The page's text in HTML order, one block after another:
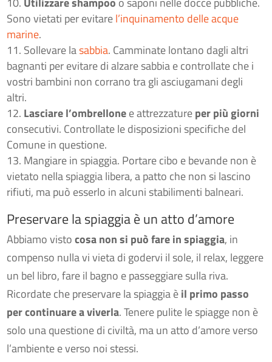
Sono vietati per evitarel’inquinamento delle acque
marine.
Sollevare lasabbia. Camminate lontano dagli altri
bagnanti per evitare di alzare sabbia e controllate che i
vostri bambini non corrano tra gli asciugamani degli
altri.
Lasciare l’ombrellonee attrezzatureper più giorni
consecutivi. Controllate le disposizioni specifiche del
Comune in questione.
Mangiare in spiaggia. Portare cibo e bevande non è
vietato nella spiaggia libera, a patto che non si lascino
rifiuti, ma può esserlo in alcuni stabilimenti balneari.
Preservare la spiaggia è un atto d’amore
Abbiamo vistocosa non si può fare in spiaggia, in
compenso nulla vi vieta di godervi il sole, il relax, leggere
un bel libro, fare il bagno e passeggiare sulla riva.
Ricordate che preservare la spiaggia èil primo passo
per continuare a viverla. Tenere pulite le spiagge non è
solo una questione di civiltà, ma un atto d’amore verso
l’ambiente e verso noi stessi.